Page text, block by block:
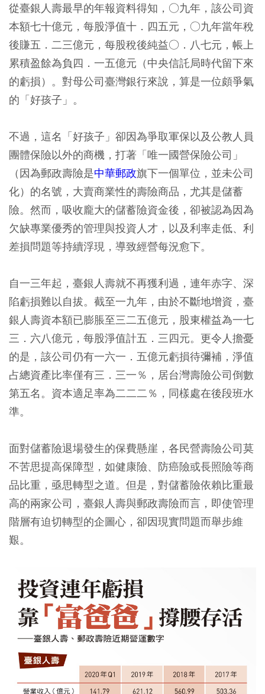
從臺銀人壽最早的年報資料得知，○九年，該公司資
本額七十億元，每股淨值十．四五元，○九年當年稅
後賺五．二三億元，每股稅後純益○．八七元，帳上
累積盈餘為負四．一五億元（中央信託局時代留下來
的虧損）。對母公司臺灣銀行來說，算是一位頗爭氣
的「好孩子」。
不過，這名「好孩子」卻因為爭取軍保以及公教人員
團體保險以外的商機，打著「唯一國營保險公司」
（因為郵政壽險是中華郵政旗下一個單位，並未公司
化）的名號，大賣商業性的壽險商品，尤其是儲蓄
險。然而，吸收龐大的儲蓄險資金後，卻被認為因為
欠缺專業優秀的管理與投資人才，以及利率走低、利
差損問題等持續浮現，導致經營每況愈下。
自一三年起，臺銀人壽就不再獲利過，連年赤字、深
陷虧損難以自拔。截至一九年，由於不斷地增資，臺
銀人壽資本額已膨脹至三二五億元，股東權益為一七
三．六八億元，每股淨值計五．三四元。更令人擔憂
的是，該公司仍有一六一．五億元虧損待彌補，淨值
占總資產比率僅有三．三一％，居台灣壽險公司倒數
第五名。資本適足率為二二二％，同樣處在後段班水
準。
面對儲蓄險退場發生的保費懸崖，各民營壽險公司莫
不苦思提高保障型，如健康險、防癌險或長照險等商
品比重，亟思轉型之道。但是，對儲蓄險依賴比重最
高的兩家公司，臺銀人壽與郵政壽險而言，即使管理
階層有迫切轉型的企圖心，卻因現實問題而舉步維
艱。